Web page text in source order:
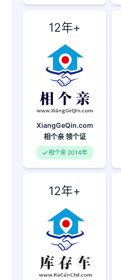
12年+
XiangGeQin.com
相个亲领个证
相个亲 2014年
12年+